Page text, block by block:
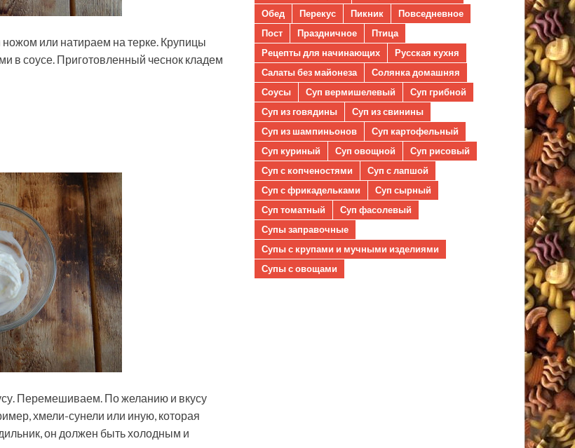
ножом или натираем на терке. Крупицы
в соусе. Приготовленный чеснок кладем
Перемешиваем. По желанию и вкусу
хмели-сунели или иную, которая
он должен быть холодным и
Обед
Перекус Пикник
Повседневное
Пост
Праздничное
Птица
Рецепты для начинающих
Русская кухня
Салаты без майонеза
Солянка домашняя
Соусы
Суп вермишелевый
Суп грибной
Суп из говядины
Суп из свинины
Суп из шампиньонов
Суп картофельный
Суп куриный
Суп овощной
Суп рисовый
Суп с копченостями
Суп с лапшой
Суп с фрикадельками
Суп сырный
Суп томатный
Суп фасолевый
Супы заправочные
Супы с крупами и мучными изделиями
Супы с овощами